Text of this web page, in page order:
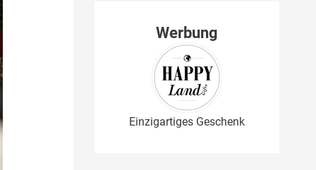
Werbung
Einzigartiges Geschenk